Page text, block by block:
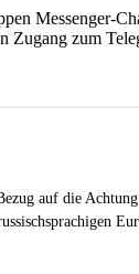
Messenger-
zum
auf die